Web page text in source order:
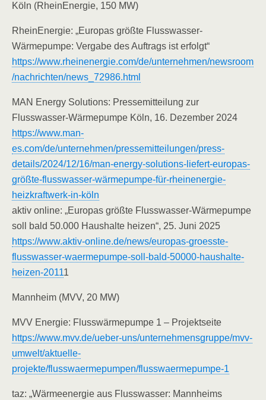
Köln (RheinEnergie, 150 MW)
RheinEnergie: „Europas größte Flusswasser-
Wärmepumpe: Vergabe des Auftrags ist erfolgt“
https://www.rheinenergie.com/de/unternehmen/newsroom
/nachrichten/news_72986.html
MAN Energy Solutions: Pressemitteilung zur
Flusswasser-Wärmepumpe Köln, 16. Dezember 2024
https://www.man-
es.com/de/unternehmen/pressemitteilungen/press-
details/2024/12/16/man-energy-solutions-liefert-europas-
größte-flusswasser-wärmepumpe-für-rheinenergie-
heizkraftwerk-in-köln
aktiv online: „Europas größte Flusswasser-Wärmepumpe
soll bald 50.000 Haushalte heizen“, 25. Juni 2025
https://www.aktiv-online.de/news/europas-groesste-
flusswasser-waermepumpe-soll-bald-50000-haushalte-
heizen-20111
Mannheim (MVV, 20 MW)
MVV Energie: Flusswärmepumpe 1 – Projektseite
https://www.mvv.de/ueber-uns/unternehmensgruppe/mvv-
umwelt/aktuelle-
projekte/flusswaermepumpen/flusswaermepumpe-1
taz: „Wärmeenergie aus Flusswasser: Mannheims